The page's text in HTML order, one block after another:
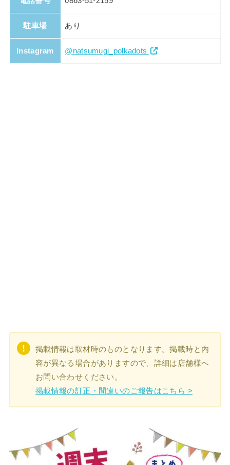
駐車場 あり
Instagram @natsumugi_polkadots
掲載情報は取材時のものとなります。掲載時と内
容が異なる場合がありますので、詳細は店舗様へ
お問い合わせください。
掲載情報の訂正・間違いのご報告はこちら >